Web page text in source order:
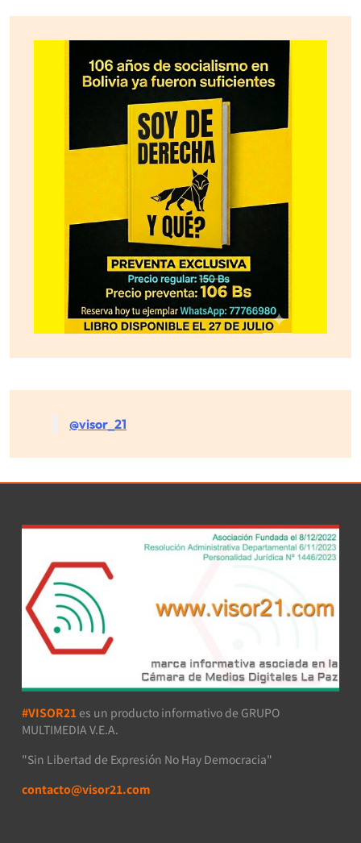
@visor_21
#VISOR21 es un producto informativo de GRUPO
MULTIMEDIA V.E.A.
"Sin Libertad de Expresión No Hay Democracia"
contacto@visor21.com